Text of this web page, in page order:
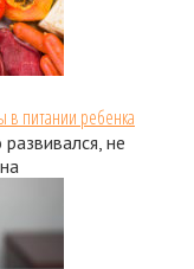
питании ребенка
не